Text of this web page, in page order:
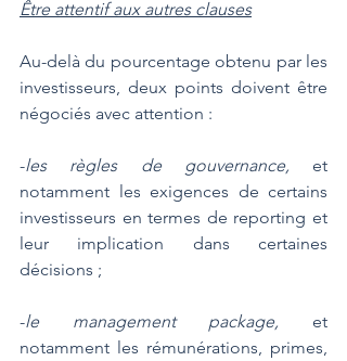
Être attentif aux autres clauses
Au-delà du pourcentage obtenu par les
investisseurs, deux points doivent être
négociés avec attention :
-les règles de gouvernance, et
notamment les exigences de certains
investisseurs en termes de reporting et
leur implication dans certaines
décisions ;
-le management package, et
notamment les rémunérations, primes,